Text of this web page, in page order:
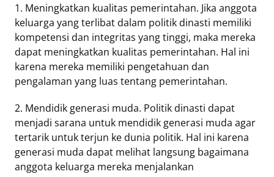
1. Meningkatkan kualitas pemerintahan. Jika anggota
keluarga yang terlibat dalam politik dinasti memiliki
kompetensi dan integritas yang tinggi, maka mereka
dapat meningkatkan kualitas pemerintahan. Hal ini
karena mereka memiliki pengetahuan dan
pengalaman yang luas tentang pemerintahan.
2. Mendidik generasi muda. Politik dinasti dapat
menjadi sarana untuk mendidik generasi muda agar
tertarik untuk terjun ke dunia politik. Hal ini karena
generasi muda dapat melihat langsung bagaimana
anggota keluarga mereka menjalankan